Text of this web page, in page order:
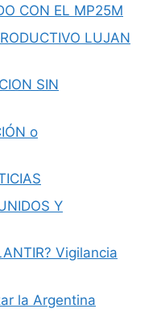
CON EL MP25M
LUJAN
SIN
o
Y
Vigilancia
la Argentina